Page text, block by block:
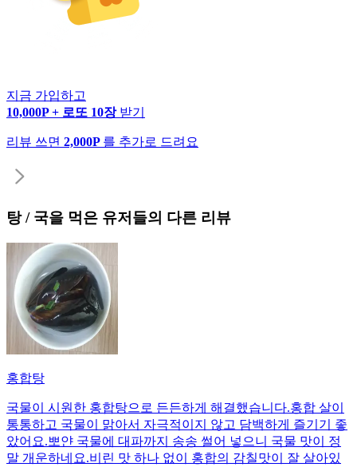
지금 가입하고
10,000P + 로또 10장 받기
리뷰 쓰면 2,000P 를 추가로 드려요
탕 / 국을 먹은 유저들의 다른 리뷰
홍합탕
국물이 시원한 홍합탕으로 든든하게 해결했습니다. ​홍합 살이
통통하고 국물이 맑아서 자극적이지 않고 담백하게 즐기기 좋
았어요.뽀얀 국물에 대파까지 송송 썰어 넣으니 국물 맛이 정
말 개운하네요. ​비린 맛 하나 없이 홍합의 감칠맛이 잘 살아있